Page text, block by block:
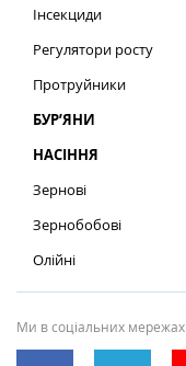
Інсекциди
Регулятори росту
Протруйники
БУР’ЯНИ
НАСІННЯ
Зернові
Зернобобові
Олійні
Ми в соціальних мережах